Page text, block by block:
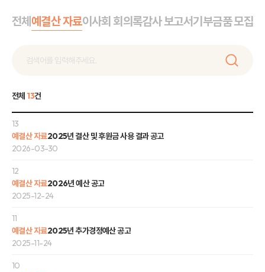
전체예결산 자료이사회 회의록감사 보고서기부금품 모집
전체 13건
13
예결산 자료2025년 결산 및 후원금 사용 결과 공고
2026-03-30
12
예결산 자료2026년 예산 공고
2025-12-24
11
예결산 자료2025년 추가경정예산 공고
2025-11-24
10